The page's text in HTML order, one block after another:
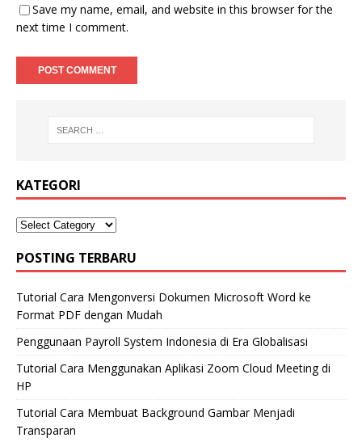
Save my name, email, and website in this browser for the
next time I comment.
KATEGORI
POSTING TERBARU
Tutorial Cara Mengonversi Dokumen Microsoft Word ke
Format PDF dengan Mudah
Penggunaan Payroll System Indonesia di Era Globalisasi
Tutorial Cara Menggunakan Aplikasi Zoom Cloud Meeting di
HP
Tutorial Cara Membuat Background Gambar Menjadi
Transparan